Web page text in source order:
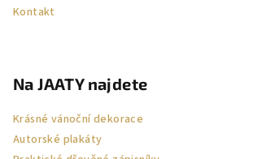
Kontakt
Na JAATY najdete
Krásné vánoční dekorace
Autorské plakáty